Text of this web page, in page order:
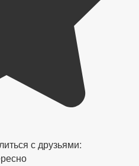
с друзьями: